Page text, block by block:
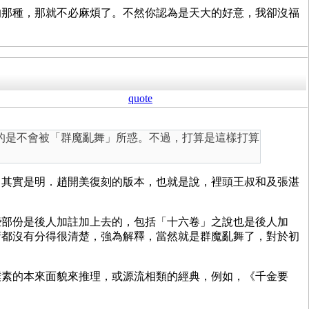
種，那就不必麻煩了。不然你認為是天大的好意，我卻沒福
quote
不會被「群魔亂舞」所惑。不過，打算是這樣打算
實是明．趙開美復刻的版本，也就是說，裡頭王叔和及張湛
份是後人加註加上去的，包括「十六卷」之說也是後人加
沒有分得很清楚，強為解釋，當然就是群魔亂舞了，對於初
的本來面貌來推理，或源流相類的經典，例如，《千金要